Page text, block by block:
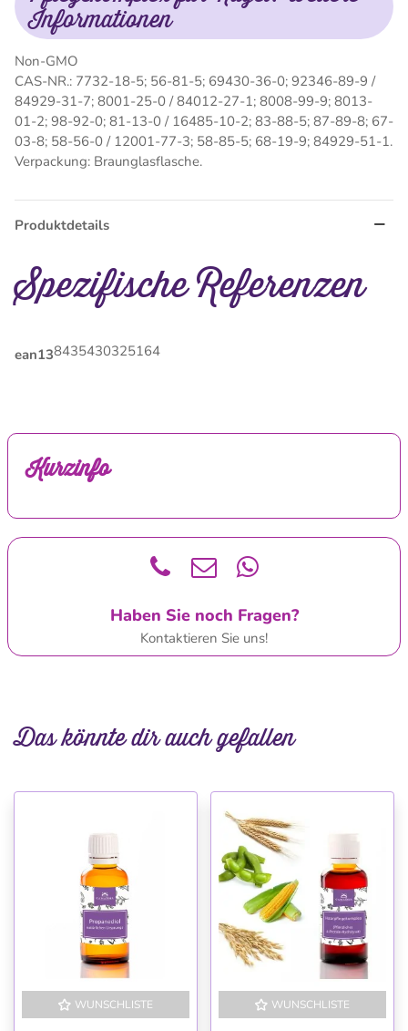
Informationen
Non-GMO
CAS-NR.: 7732-18-5; 56-81-5; 69430-36-0; 92346-89-9 /
84929-31-7; 8001-25-0 / 84012-27-1; 8008-99-9; 8013-
01-2; 98-92-0; 81-13-0 / 16485-10-2; 83-88-5; 87-89-8; 67-
03-8; 58-56-0 / 12001-77-3; 58-85-5; 68-19-9; 84929-51-1.
Verpackung: Braunglasflasche.
Produktdetails
Spezifische Referenzen
ean138435430325164
Kurzinfo
Haben Sie noch Fragen?
Kontaktieren Sie uns!
Das könnte dir auch gefallen
WUNSCHLISTE WUNSCHLISTE